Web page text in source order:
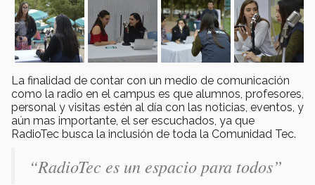
La finalidad de contar con un medio de comunicación
como la radio en el campus es que alumnos, profesores,
personal y visitas estén al día con las noticias, eventos, y
aún mas importante, el ser escuchados, ya que
RadioTec busca la inclusión de toda la Comunidad Tec.
“RadioTec es un espacio para todos”